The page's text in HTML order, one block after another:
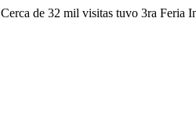
Cerca de 32 mil visitas tuvo 3ra Feria